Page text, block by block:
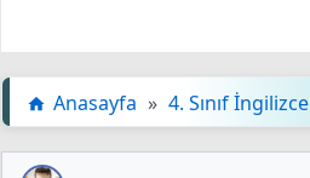
Anasayfa » 4. Sınıf İngilizce